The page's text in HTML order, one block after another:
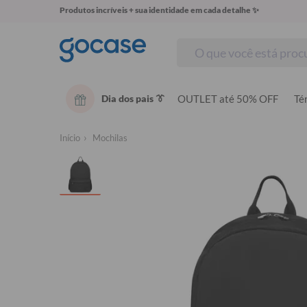
Produtos incríveis + sua identidade em cada detalhe ✨
Dia dos pais 👔 OUTLET até 50% OFF
Início Mochilas